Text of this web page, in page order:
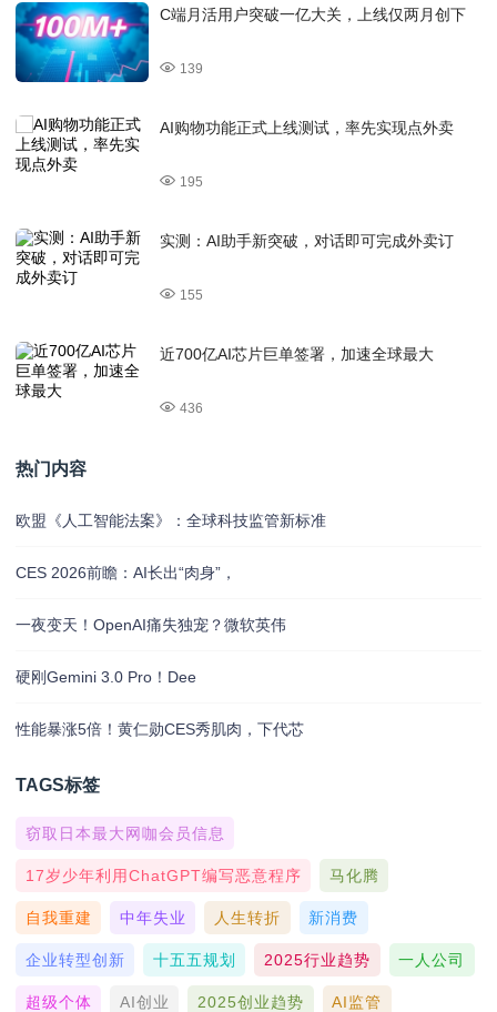
C端月活用户突破一亿大关，上线仅两月创下
139
AI购物功能正式上线测试，率先实现点外卖
195
实测：AI助手新突破，对话即可完成外卖订
155
近700亿AI芯片巨单签署，加速全球最大
436
热门内容
欧盟《人工智能法案》：全球科技监管新标准
CES 2026前瞻：AI长出“肉身”，
一夜变天！OpenAI痛失独宠？微软英伟
硬刚Gemini 3.0 Pro！Dee
性能暴涨5倍！黄仁勋CES秀肌肉，下代芯
TAGS标签
窃取日本最大网咖会员信息
17岁少年利用ChatGPT编写恶意程序 马化腾
自我重建 中年失业 人生转折 新消费
企业转型创新 十五五规划 2025行业趋势 一人公司
超级个体 AI创业 2025创业趋势 AI监管